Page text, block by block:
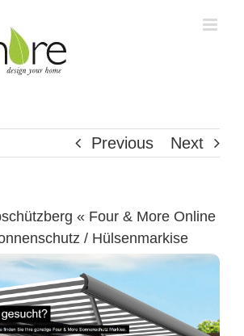
Previous Next
« Four & More Online
/ Hülsenmarkise